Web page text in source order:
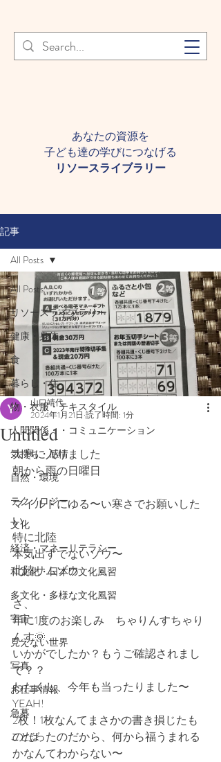
登録者様へ 個人情報の取り扱
いについて Learn More
あなたの資源を
子ども達の学びにつなげる​
​リソースライブラリー
記事
All Posts
リソースライブラリー
健康・身体
食
暮らし・住
物・衣服・テキスタイル
人間関係・・コミュニケーション
気持ち・感情
自然・環境
テクノロジー
文化
経済・マネーリテラシー
和文化・日本の文化風習
多文化・多様な文化風習
宇宙
見えない世界
写真
お仕事情報
急募
ことば
All Posts
Untitled
山口靖代
2024年1月21日 読了時間: 1分
大寒に入りました
朝から雨の日曜日
マイルドにゆる〜い寒さでお願いした
い
特に北陸
本気出すでないゾウ〜
北陸サムゾウ
さ、
年に1度のお楽しみ　ちゃりんすちゃり
んす🌞
いかがでしたか？もうご確認されまし
て？？
わたくし、今年も当ったりました〜
YEAH!
2枚！1枚なんてまさかの書き損じたも
のだったのだから、何から福うまれる
かなんてわからない〜